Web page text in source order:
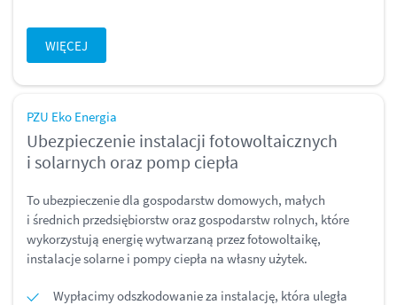
WIĘCEJ
PZU Eko Energia
Ubezpieczenie instalacji fotowoltaicznych
i solarnych oraz pomp ciepła
To ubezpieczenie dla gospodarstw domowych, małych
i średnich przedsiębiorstw oraz gospodarstw rolnych, które
wykorzystują energię wytwarzaną przez fotowoltaikę,
instalacje solarne i pompy ciepła na własny użytek.
Wypłacimy odszkodowanie za instalację, która uległa